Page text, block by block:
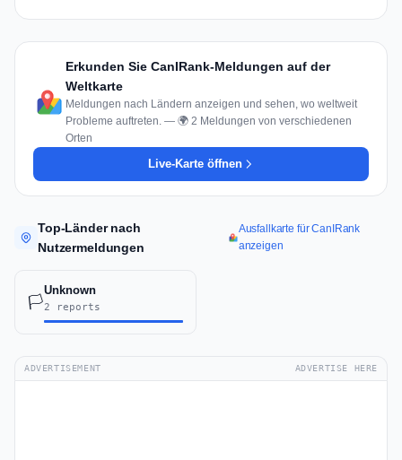
Erkunden Sie CanIRank-Meldungen auf der
Weltkarte
Meldungen nach Ländern anzeigen und sehen, wo weltweit
Probleme auftreten. — 🌍 2 Meldungen von verschiedenen
Orten
Live-Karte öffnen
Top-Länder nach
Nutzermeldungen
Ausfallkarte für CanIRank
anzeigen
🏳️
Unknown
2 reports
ADVERTISEMENT ADVERTISE HERE